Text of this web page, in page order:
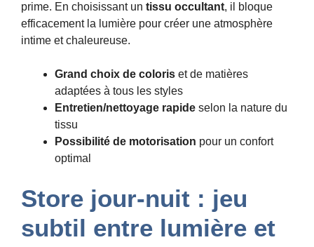
prime. En choisissant un tissu occultant, il bloque
efficacement la lumière pour créer une atmosphère
intime et chaleureuse.
Grand choix de coloris et de matières
adaptées à tous les styles
Entretien/nettoyage rapide selon la nature du
tissu
Possibilité de motorisation pour un confort
optimal
Store jour-nuit : jeu
subtil entre lumière et